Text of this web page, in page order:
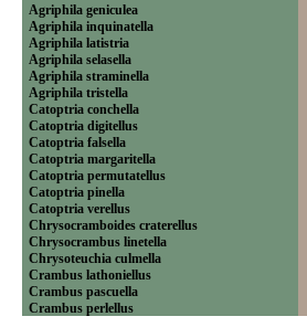
Agriphila geniculea
Agriphila inquinatella
Agriphila latistria
Agriphila selasella
Agriphila straminella
Agriphila tristella
Catoptria conchella
Catoptria digitellus
Catoptria falsella
Catoptria margaritella
Catoptria permutatellus
Catoptria pinella
Catoptria verellus
Chrysocramboides craterellus
Chrysocrambus linetella
Chrysoteuchia culmella
Crambus lathoniellus
Crambus pascuella
Crambus perlellus